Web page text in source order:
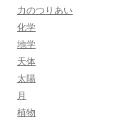
力のつりあい
化学
地学
天体
太陽
月
植物